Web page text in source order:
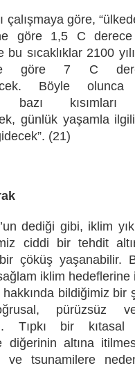
çalışmaya göre,
göre 1,5 C
bu sıcaklıklar 2100
göre 7 C
Böyle
bazı kısımları
günlük yaşamla
(21)
dediği gibi, iklim
ciddi bir tehdit
çöküş yaşanabilir.
iklim hedeflerine
hakkında bildiğimiz
pürüzsüz
Tıpkı bir
diğerinin altına
ve tsunamilere